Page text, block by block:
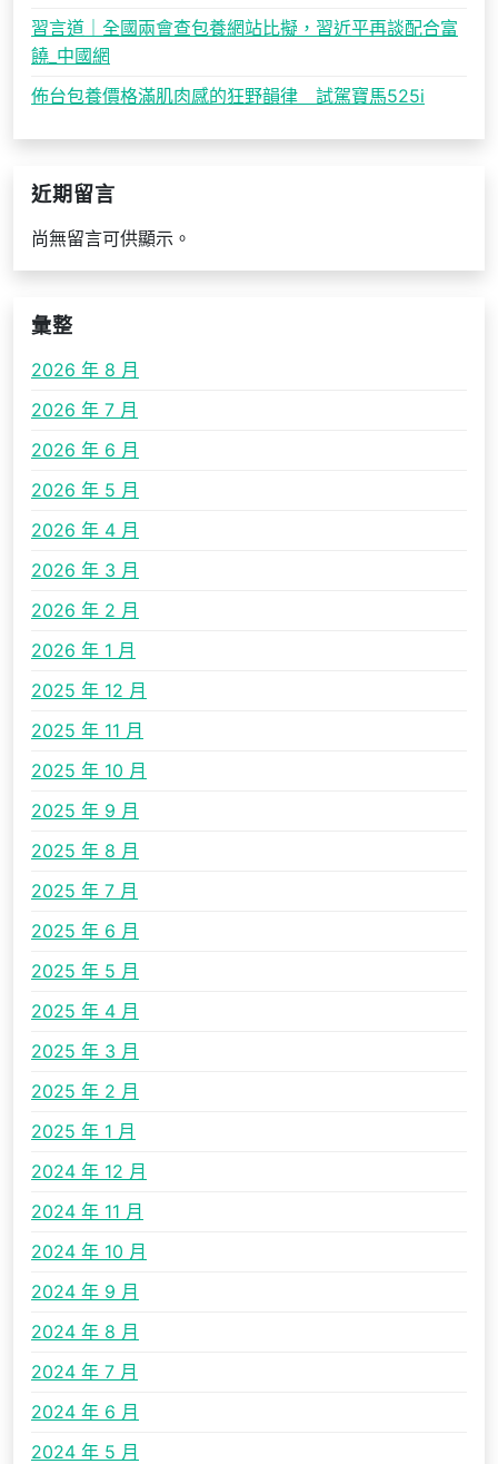
習言道｜全國兩會查包養網站比擬，習近平再談配合富
饒_中國網
佈台包養價格滿肌肉感的狂野韻律 試駕寶馬525i
近期留言
尚無留言可供顯示。
彙整
2026 年 8 月
2026 年 7 月
2026 年 6 月
2026 年 5 月
2026 年 4 月
2026 年 3 月
2026 年 2 月
2026 年 1 月
2025 年 12 月
2025 年 11 月
2025 年 10 月
2025 年 9 月
2025 年 8 月
2025 年 7 月
2025 年 6 月
2025 年 5 月
2025 年 4 月
2025 年 3 月
2025 年 2 月
2025 年 1 月
2024 年 12 月
2024 年 11 月
2024 年 10 月
2024 年 9 月
2024 年 8 月
2024 年 7 月
2024 年 6 月
2024 年 5 月